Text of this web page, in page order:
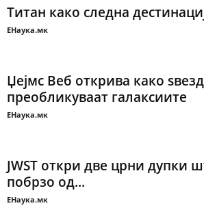
Титан како следна
ЕНаука.мк
Џејмс Веб открива како
преобликуваат галаксиите
ЕНаука.мк
JWST откри две црни дупки
побрзо од...
ЕНаука.мк